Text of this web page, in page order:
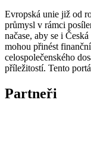
Evropská unie již od
průmysl v rámci
načase, aby se i
mohou přinést
celospolečenského
příležitostí. Tento
Partneři